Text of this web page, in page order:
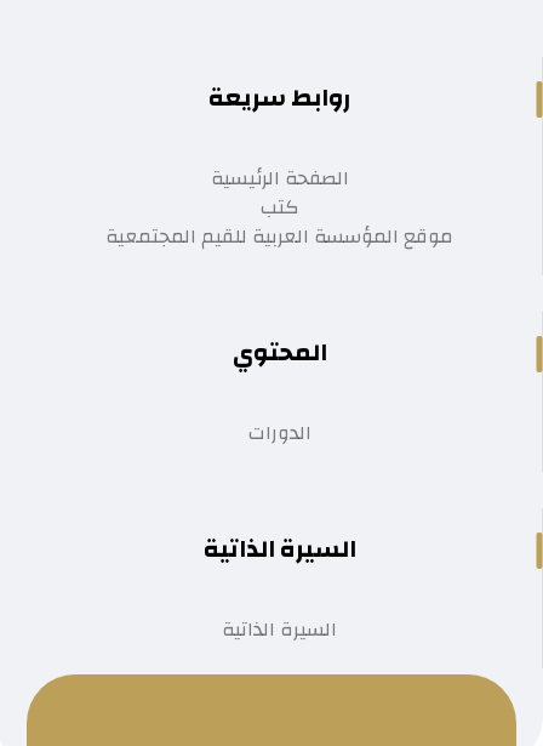
روابط سريعة
الصفحة الرئيسية
كتب
موقع المؤسسة العربية للقيم المجتمعية
المحتوي
الدورات
السيرة الذاتية
السيرة الذاتية